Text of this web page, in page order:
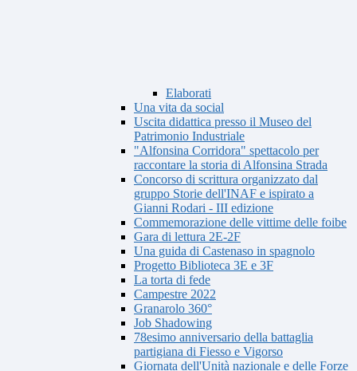
Elaborati
Una vita da social
Uscita didattica presso il Museo del
Patrimonio Industriale
"Alfonsina Corridora" spettacolo per
raccontare la storia di Alfonsina Strada
Concorso di scrittura organizzato dal
gruppo Storie dell'INAF e ispirato a
Gianni Rodari - III edizione
Commemorazione delle vittime delle foibe
Gara di lettura 2E-2F
Una guida di Castenaso in spagnolo
Progetto Biblioteca 3E e 3F
La torta di fede
Campestre 2022
Granarolo 360°
Job Shadowing
78esimo anniversario della battaglia
partigiana di Fiesso e Vigorso
Giornata dell'Unità nazionale e delle Forze